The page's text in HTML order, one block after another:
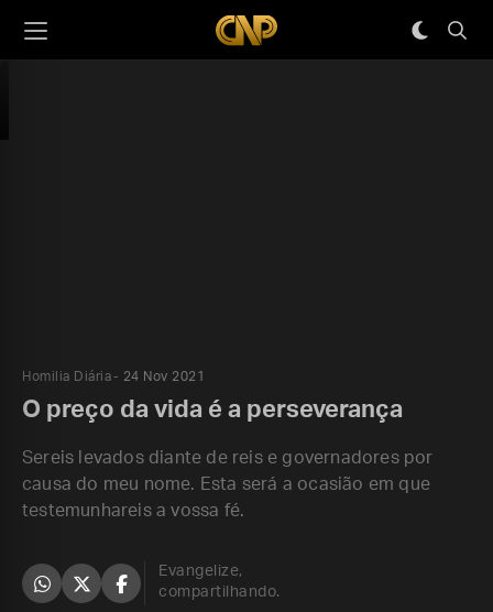
Homilia Diária 24 Nov 2021
O preço da vida é a perseverança
Sereis levados diante de reis e governadores por
causa do meu nome. Esta será a ocasião em que
testemunhareis a vossa fé.
Evangelize,
compartilhando.